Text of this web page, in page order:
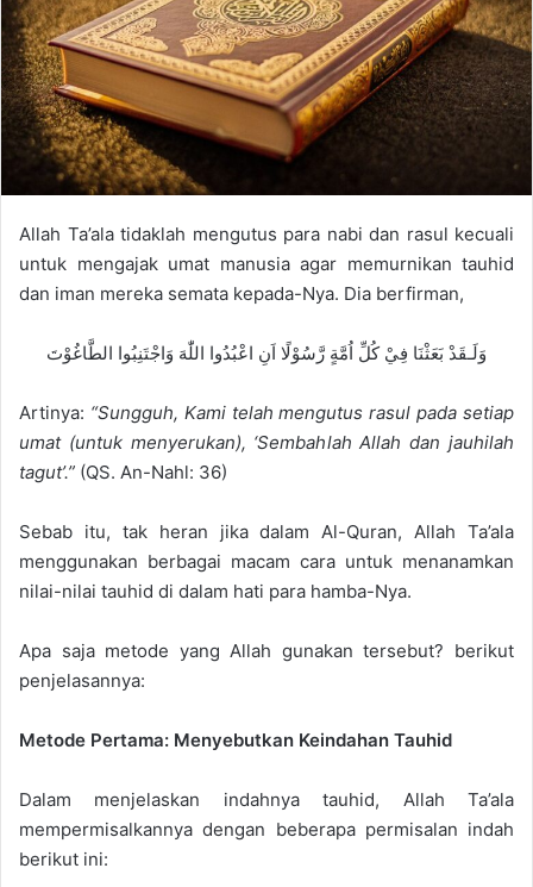
e
m
a
l
Allah Ta’ala tidaklah mengutus para nabi dan rasul kecuali
untuk mengajak umat manusia agar memurnikan tauhid
dan iman mereka semata kepada-Nya. Dia berfirman,
وَلَـقَدْ بَعَثْنَا فِيْ كُلِّ اُمَّةٍ رَّسُوْلًا اَنِ اعْبُدُوا اللّٰهَ وَاجْتَنِبُوا الطَّاغُوْتَ
Artinya: “Sungguh, Kami telah mengutus rasul pada setiap
umat (untuk menyerukan), ‘Sembahlah Allah dan jauhilah
tagut’.” (QS. An-Nahl: 36)
Sebab itu, tak heran jika dalam Al-Quran, Allah Ta’ala
menggunakan berbagai macam cara untuk menanamkan
nilai-nilai tauhid di dalam hati para hamba-Nya.
Apa saja metode yang Allah gunakan tersebut? berikut
penjelasannya:
Metode Pertama: Menyebutkan Keindahan Tauhid
Dalam menjelaskan indahnya tauhid, Allah Ta’ala
mempermisalkannya dengan beberapa permisalan indah
berikut ini: